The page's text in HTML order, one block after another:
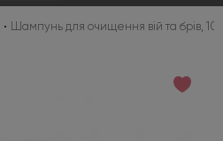
Шампунь для очищення вій та брів,